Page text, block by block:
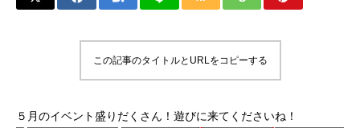
この記事のタイトルとURLをコピーする
５月のイベント盛りだくさん！遊びに来てくださいね！